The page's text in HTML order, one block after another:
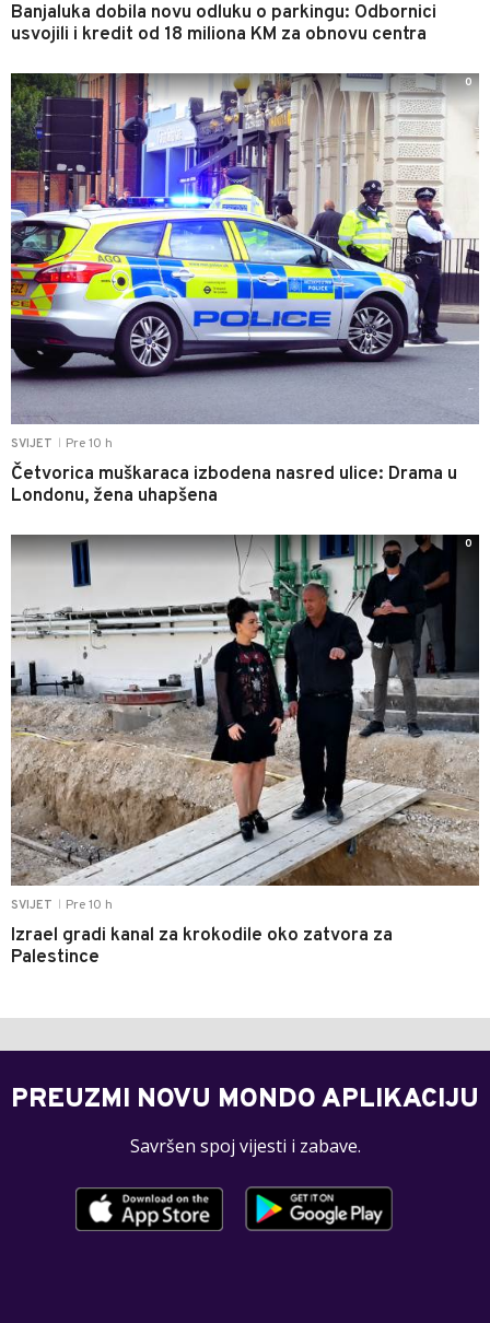
Banjaluka dobila novu odluku o parkingu: Odbornici
usvojili i kredit od 18 miliona KM za obnovu centra
SVIJET Pre 10 h
Četvorica muškaraca izbodena nasred ulice: Drama u
Londonu, žena uhapšena
0
SVIJET Pre 10 h
Izrael gradi kanal za krokodile oko zatvora za
Palestince
0
PREUZMI NOVU MONDO APLIKACIJU
Savršen spoj vijesti i zabave.